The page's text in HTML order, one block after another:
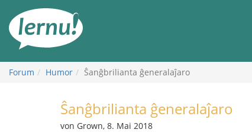
Inhalt
Forum Humor Ŝanĝbrilianta ĝeneralaĵaro
Ŝanĝbrilianta ĝeneralaĵaro
von Grown, 8. Mai 2018